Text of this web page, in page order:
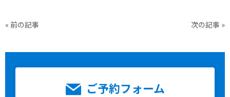
« 前の記事 次の記事 »
ご予約フォーム